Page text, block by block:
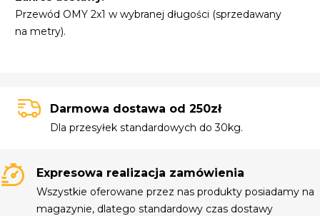
Przewód OMY 2x1 w wybranej długości (sprzedawany
na metry).
Darmowa dostawa od 250zł
Dla przesyłek standardowych do 30kg.
Expresowa realizacja zamówienia
Wszystkie oferowane przez nas produkty posiadamy na
magazynie, dlatego standardowy czas dostawy